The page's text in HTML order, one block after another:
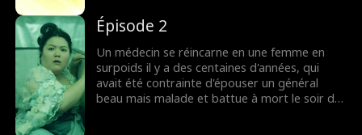
pleinement de cette nouvelle vie en se
concentrant sur sa carrière. Finalement, elle
devient belle et réussie, tandis que son mari
général, maintenant insécurisé, implore son
attention...
Épisode 2
Un médecin se réincarne en une femme en
surpoids il y a des centaines d'années, qui
avait été contrainte d'épouser un général
beau mais malade et battue à mort le soir de